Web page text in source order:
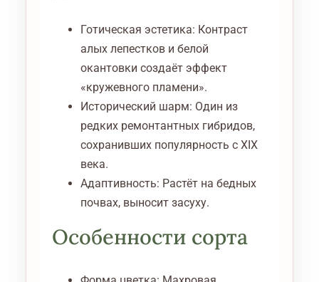
Готическая эстетика: Контраст
алых лепестков и белой
окантовки создаёт эффект
«кружевного пламени».
Исторический шарм: Один из
редких ремонтантных гибридов,
сохранивших популярность с XIX
века.
Адаптивность: Растёт на бедных
почвах, выносит засуху.
Особенности сорта